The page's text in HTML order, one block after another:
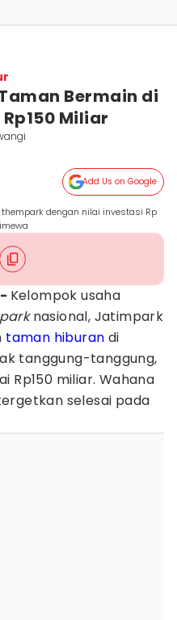
Bermain di
Miliar
Add Us on Google
dengan nilai investasi Rp
Kelompok usaha
nasional, Jatimpark
taman hiburan di
tanggung-tanggung,
Rp150 miliar. Wahana
selesai pada